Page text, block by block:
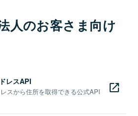
人のお客さま向け
レスAPI
スから住所を取得できる公式API